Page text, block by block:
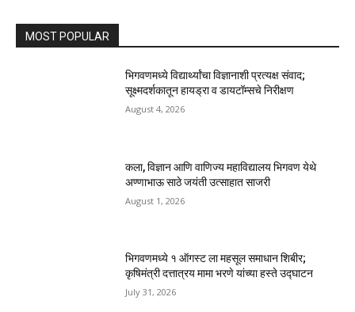
MOST POPULAR
भिगवणमध्ये विद्यार्थ्यांचा विज्ञानाशी प्रत्यक्ष संवाद;
सूक्ष्मदर्शकातून हायड्रा व डायटॉम्सचे निरीक्षण
August 4, 2026
कला, विज्ञान आणि वाणिज्य महाविद्यालय भिगवण येथे
अण्णाभाऊ साठे जयंती उत्साहात साजरी
August 1, 2026
भिगवणमध्ये १ ऑगस्ट ला महसूल समाधान शिबीर;
कृषिमंत्री दत्तात्रय मामा भरणे यांच्या हस्ते उद्घाटन
July 31, 2026